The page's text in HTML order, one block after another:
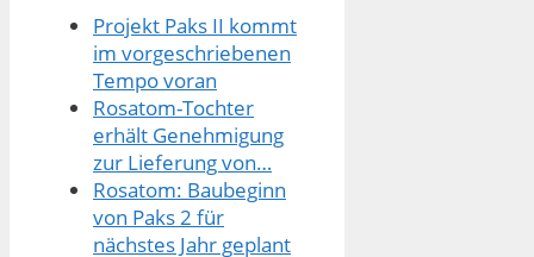
Projekt Paks II kommt
im vorgeschriebenen
Tempo voran
Rosatom-Tochter
erhält Genehmigung
zur Lieferung von…
Rosatom: Baubeginn
von Paks 2 für
nächstes Jahr geplant